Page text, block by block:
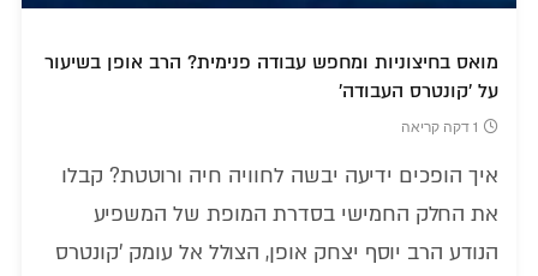
מואס בחיצוניות ומחפש עבודה פנימית? הרב אופן בשיעור
על 'קונטרס העבודה'
1 דקה קריאה
איך הופכים ידיעה יבשה לחוויה חיה ורוטטת? קבלו
את החלק החמישי בסדרת המופת של המשפיע
הנודע הרב יוסף יצחק אופן, הצולל אל עומק 'קונטרס